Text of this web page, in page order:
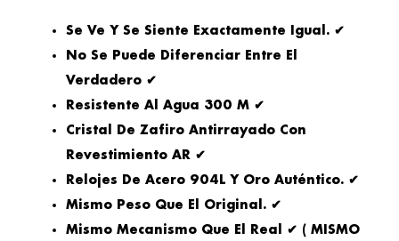
Se Ve Y Se Siente Exactamente Igual. ✔
No Se Puede Diferenciar Entre El
Verdadero ✔
Resistente Al Agua 300 M ✔
Cristal De Zafiro Antirrayado Con
Revestimiento AR ✔
Relojes De Acero 904L Y Oro Auténtico. ✔
Mismo Peso Que El Original. ✔
Mismo Mecanismo Que El Real ✔ ( MISMO